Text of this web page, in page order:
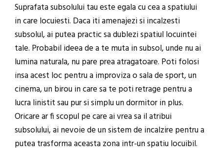
Suprafata subsolului tau este egala cu cea a spatiului
in care locuiesti. Daca iti amenajezi si incalzesti
subsolul, ai putea practic sa dublezi spatiul locuintei
tale. Probabil ideea de a te muta in subsol, unde nu ai
lumina naturala, nu pare prea atragatoare. Poti folosi
insa acest loc pentru a improviza o sala de sport, un
cinema, un birou in care sa te poti retrage pentru a
lucra linistit sau pur si simplu un dormitor in plus.
Oricare ar fi scopul pe care ai vrea sa il atribui
subsolului, ai nevoie de un sistem de incalzire pentru a
putea trasforma aceasta zona intr-un spatiu locuibil.